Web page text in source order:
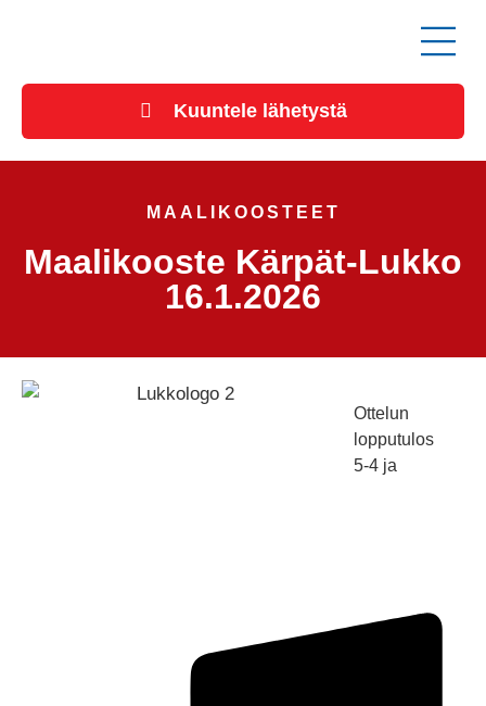
Kuuntele lähetystä
MAALIKOOSTEET
Maalikooste Kärpät-Lukko
16.1.2026
Ottelun
lopputulos
5-4 ja